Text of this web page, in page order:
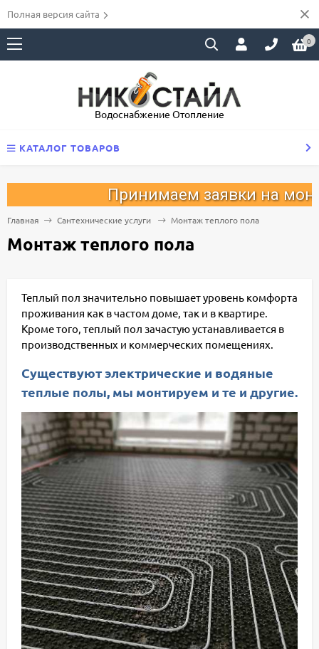
Полная версия сайта
0
Водоснабжение Отопление
КАТАЛОГ ТОВАРОВ
Принимаем заявки на
Главная Сантехнические услуги Монтаж теплого пола
Монтаж теплого пола
Теплый пол значительно повышает уровень комфорта
проживания как в частом доме, так и в квартире.
Кроме того, теплый пол зачастую устанавливается в
производственных и коммерческих помещениях.
Существуют электрические и водяные
теплые полы, мы монтируем и те и другие.